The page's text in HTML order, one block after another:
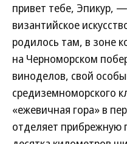
привет тебе, Эпикур,
византийское
родилось там, в зоне
на Черноморском
виноделов, свой
средиземноморского
«ежевичная гора» в
отделяет прибрежную